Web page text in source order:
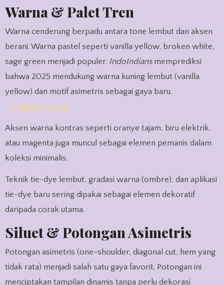
Warna & Palet Tren
Warna cenderung berpadu antara tone lembut dan aksen
berani. Warna pastel seperti vanilla yellow, broken white,
sage green menjadi populer. IndoIndiansmemprediksi
bahwa 2025 mendukung warna kuning lembut (vanilla
yellow) dan motif asimetris sebagai gaya baru.
Indoindians.com
Aksen warna kontras seperti oranye tajam, biru elektrik,
atau magenta juga muncul sebagai elemen pemanis dalam
koleksi minimalis.
Teknik tie-dye lembut, gradasi warna (ombre), dan aplikasi
tie-dye baru sering dipakai sebagai elemen dekoratif
daripada corak utama.
Siluet & Potongan Asimetris
Potongan asimetris (one-shoulder, diagonal cut, hem yang
tidak rata) menjadi salah satu gaya favorit. Potongan ini
menciptakan tampilan dinamis tanpa perlu dekorasi